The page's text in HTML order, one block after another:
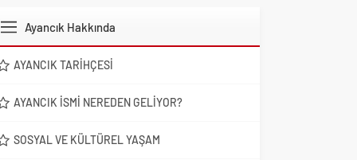
EURO
Ayancık Hakkında
AYANCIK TARIHÇESI
AYANCIK İSMI NEREDEN GELIYOR?
SOSYAL VE KÜLTÜREL YAŞAM